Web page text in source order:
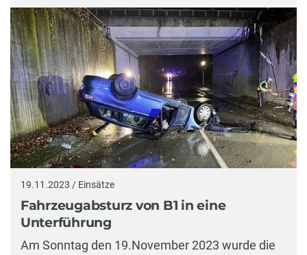
19.11.2023 / Einsätze
Fahrzeugabsturz von B1 in eine
Unterführung
Am Sonntag den 19.November 2023 wurde die